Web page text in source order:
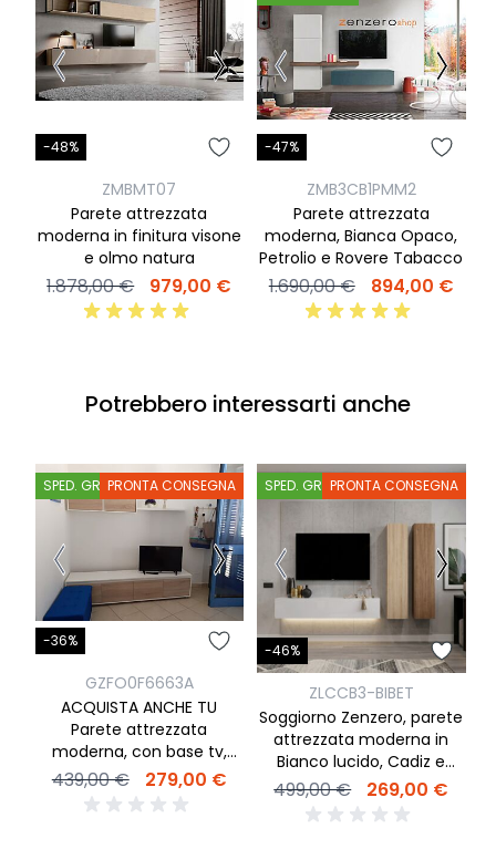
-48%
ZMBMT07
Parete attrezzata
moderna in finitura visone
e olmo natura
1.878,00 € 979,00 €
-47%
ZMB3CB1PMM2
Parete attrezzata
moderna, Bianca Opaco,
Petrolio e Rovere Tabacco
1.690,00 € 894,00 €
Potrebbero interessarti anche
SPED. GRATISPRONTA CONSEGNA
-36%
GZFO0F6663A
ACQUISTA ANCHE TU
Parete attrezzata
moderna, con base tv,
pensili e mensola, bianco
artik e rovere canadian
439,00 € 279,00 €
SPED. GRATISPRONTA CONSEGNA
-46%
ZLCCB3-BIBET
Soggiorno Zenzero, parete
attrezzata moderna in
Bianco lucido, Cadiz e
Mercure
499,00 € 269,00 €